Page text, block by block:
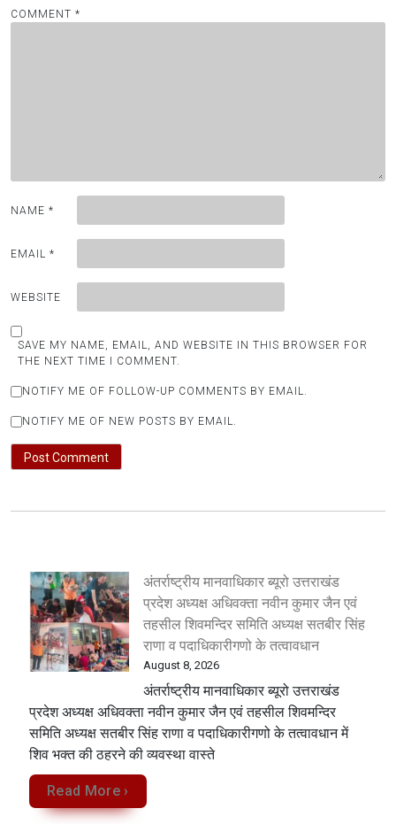
COMMENT *
NAME *
EMAIL *
WEBSITE
SAVE MY NAME, EMAIL, AND WEBSITE IN THIS BROWSER FOR
THE NEXT TIME I COMMENT.
NOTIFY ME OF FOLLOW-UP COMMENTS BY EMAIL.
NOTIFY ME OF NEW POSTS BY EMAIL.
अंतर्राष्ट्रीय मानवाधिकार ब्यूरो उत्तराखंड
प्रदेश अध्यक्ष अधिवक्ता नवीन कुमार जैन एवं
तहसील शिवमन्दिर समिति अध्यक्ष सतबीर सिंह
राणा व पदाधिकारीगणो के तत्वावधान
August 8, 2026
अंतर्राष्ट्रीय मानवाधिकार ब्यूरो उत्तराखंड
प्रदेश अध्यक्ष अधिवक्ता नवीन कुमार जैन एवं तहसील शिवमन्दिर
समिति अध्यक्ष सतबीर सिंह राणा व पदाधिकारीगणो के तत्वावधान में
शिव भक्त की ठहरने की व्यवस्था वास्ते
Read More ›